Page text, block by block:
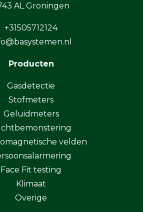
AL Groningen
+31505712124
Producten
Gasdetectie
Stofmeters
Geluidmeters
velden
Face Fit testing
Klimaat
Overige